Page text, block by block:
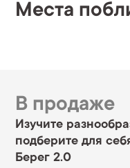
Места
Изучите
подберите для
Берег 2.0
В продаже